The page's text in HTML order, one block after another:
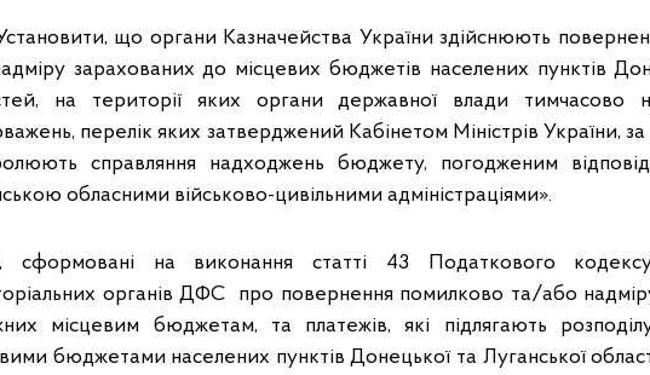
що органи Казначейства України здійснюють
зарахованих до місцевих бюджетів населених пунктів
на території яких органи державної влади тимчасово
перелік яких затверджений Кабінетом Міністрів України,
справляння надходжень бюджету, погодженим
обласними військово-цивільними адміністраціями».
сформовані на виконання статті 43 Податкового
органів ДФС про повернення помилково та/або
місцевим бюджетам, та платежів, які підлягають
бюджетами населених пунктів Донецької та Луганської